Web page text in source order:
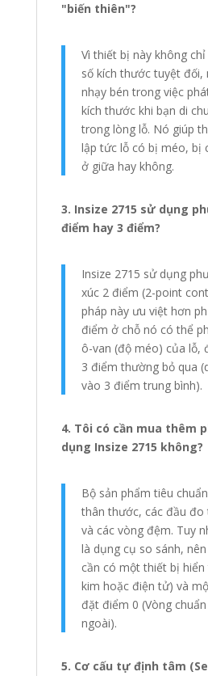
"biến thiên"?
Vì thiết bị này không
số kích thước tuyệt đối,
nhạy bén trong việc
kích thước khi bạn di
trong lòng lỗ. Nó giúp
lập tức lỗ có bị méo, bị
ở giữa hay không.
3. Insize 2715 sử dụng
điểm hay 3 điểm?
Insize 2715 sử dụng
xúc 2 điểm (2-point
pháp này ưu việt hơn
điểm ở chỗ nó có thể
ô-van (độ méo) của lỗ,
3 điểm thường bỏ qua
vào 3 điểm trung bình).
4. Tôi có cần mua thêm
dụng Insize 2715 không?
Bộ sản phẩm tiêu
thân thước, các đầu đo
và các vòng đệm. Tuy
là dụng cụ so sánh,
cần có một thiết bị
kim hoặc điện tử) và
đặt điểm 0 (Vòng
ngoài).
5. Cơ cấu tự định tâm